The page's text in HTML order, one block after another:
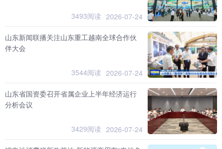
3493阅读 2026-07-24
山东新闻联播关注山东重工越南全球合作伙
伴大会
3544阅读 2026-07-24
山东省国资委召开省属企业上半年经济运行
分析会议
3429阅读 2026-07-24